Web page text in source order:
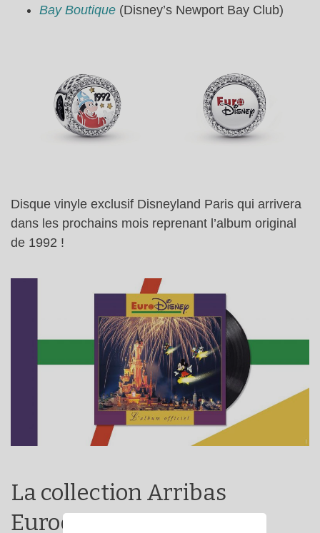
Bay Boutique (Disney’s Newport Bay Club)
Disque vinyle exclusif Disneyland Paris qui arrivera
dans les prochains mois reprenant l’album original
de 1992 !
La collection Arribas
Eurodisney 1992